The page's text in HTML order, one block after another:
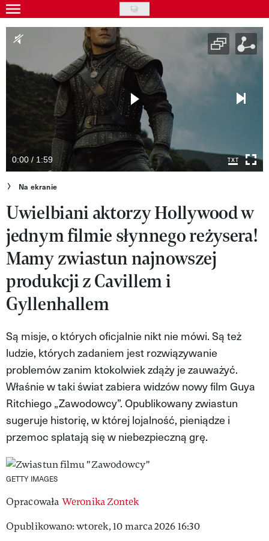
Skip
to
main
content
Wydarzenia
Na ekranie
Piosenka
VIVA!MODA
VIVA!MAN
VIVA!PEOPLE POWER
VIVA!ITAKA
MAGAZYN VIVA!
0:00 / 1:59
Na ekranie
Uwielbiani aktorzy Hollywood w
jednym filmie słynnego reżysera!
Mamy zwiastun najnowszej
produkcji z Cavillem i
Gyllenhallem
Są misje, o których oficjalnie nikt nie mówi. Są też
ludzie, których zadaniem jest rozwiązywanie
problemów zanim ktokolwiek zdąży je zauważyć.
Właśnie w taki świat zabiera widzów nowy film Guya
Ritchiego „Zawodowcy”. Opublikowany zwiastun
sugeruje historię, w której lojalność, pieniądze i
przemoc splatają się w niebezpieczną grę.
GETTY IMAGES
Opracowała Weronika Zontek
Opublikowano: wtorek, 10 marca 2026 16:30